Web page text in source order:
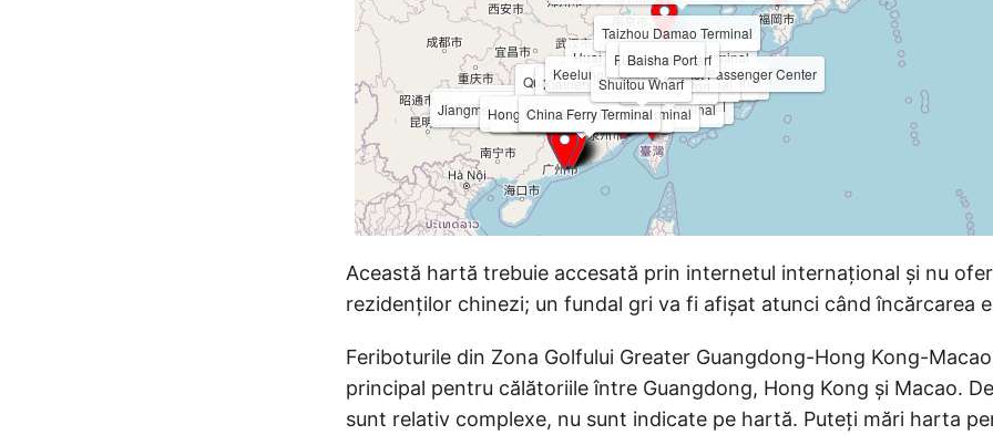
Această hartă trebuie accesată prin internetul internațional și nu
rezidenților chinezi; un fundal gri va fi afișat atunci când încărcarea
Feriboturile din Zona Golfului Greater Guangdong-Hong Kong-
principal pentru călătoriile între Guangdong, Hong Kong și Macao.
sunt relativ complexe, nu sunt indicate pe hartă. Puteți mări harta